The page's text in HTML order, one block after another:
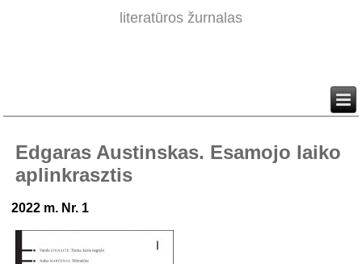
literatūros žurnalas
Edgaras Austinskas. Esamojo laiko
aplinkrasztis
2022 m. Nr. 1